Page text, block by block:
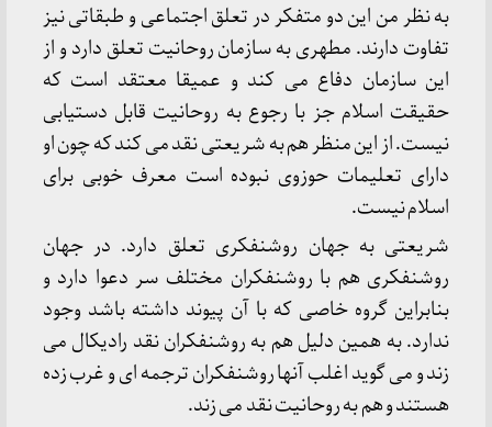
به نظر من این دو متفکر در تعلق اجتماعی و طبقاتی نیز
تفاوت دارند. مطهری به سازمان روحانیت تعلق دارد و از
این سازمان دفاع می کند و عمیقا معتقد است که
حقیقت اسلام جز با رجوع به روحانیت قابل دستیابی
نیست. از این منظر هم به شریعتی نقد می کند که چون او
دارای تعلیمات حوزوی نبوده است معرف خوبی برای
اسلام نیست.
شریعتی به جهان روشنفکری تعلق دارد. در جهان
روشنفکری هم با روشنفکران مختلف سر دعوا دارد و
بنابراین گروه خاصی که با آن پیوند داشته باشد وجود
ندارد. به همین دلیل هم به روشنفکران نقد رادیکال می
زند و می گوید اغلب آنها روشنفکران ترجمه ای و غرب زده
هستند و هم به روحانیت نقد می زند.